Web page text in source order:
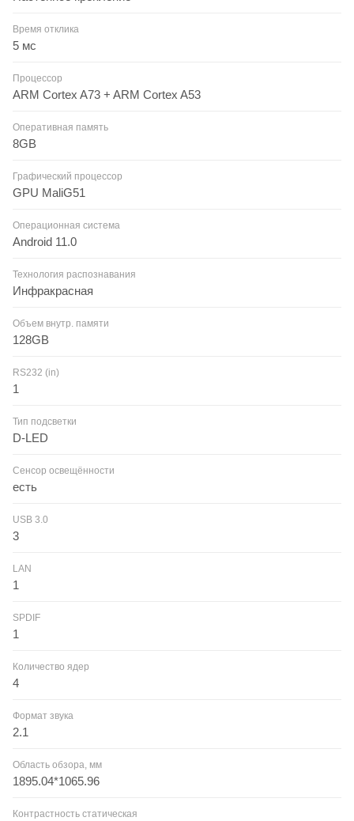
Время отклика
5 мс
Процессор
ARM Cortex A73 + ARM Cortex A53
Оперативная память
8GB
Графический процессор
GPU MaliG51
Операционная система
Android 11.0
Технология распознавания
Инфракрасная
Объем внутр. памяти
128GB
RS232 (in)
1
Тип подсветки
D-LED
Сенсор освещённости
есть
USB 3.0
3
LAN
1
SPDIF
1
Количество ядер
4
Формат звука
2.1
Область обзора, мм
1895.04*1065.96
Контрастность статическая